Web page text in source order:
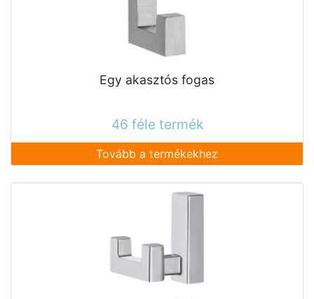
Egy akasztós fogas
46 féle termék
Tovább a termékekhez